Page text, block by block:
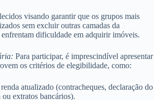
visando garantir que os grupos mais
sem excluir outras camadas da
dificuldade em adquirir imóveis.
Para participar, é imprescindível apresentar
os critérios de elegibilidade, como:
atualizado (contracheques, declaração do
extratos bancários).